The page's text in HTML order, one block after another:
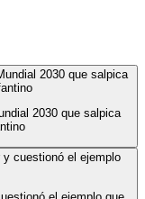
2030 que salpica